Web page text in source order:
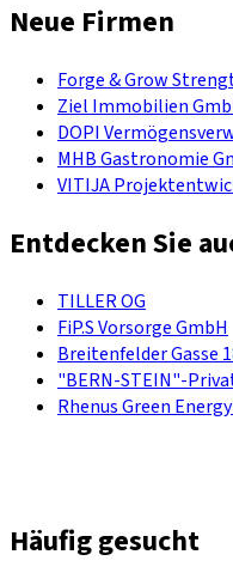
Neue Firmen
Forge & Grow
Ziel Immobilien
DOPI
MHB Gastronomie
VITIJA
Entdecken Sie
TILLER OG
FiP.S Vorsorge GmbH
Breitenfelder Gasse
"BERN-STEIN"-
Rhenus Green
Häufig gesucht